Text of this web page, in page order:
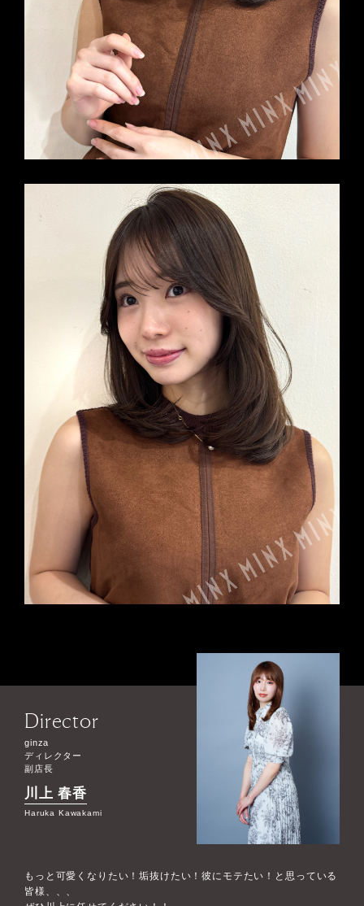
Director
ginza
ディレクター
副店長
川上 春香
Haruka Kawakami
もっと可愛くなりたい！垢抜けたい！彼にモテたい！と思っている
皆様、、、